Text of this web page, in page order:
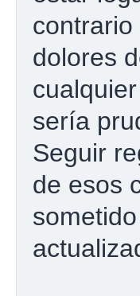
dolores
sería
Seguir
de esos